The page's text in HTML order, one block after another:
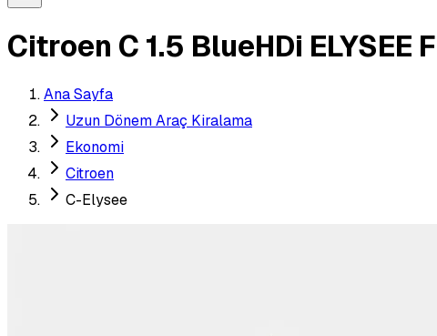
Citroen C 1.5 BlueHDi ELYSEE
Ana Sayfa
Uzun Dönem Araç Kiralama
Ekonomi
Citroen
C-Elysee